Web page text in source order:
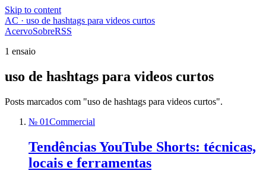
Skip to content
AC · uso de hashtags para videos curtos
AcervoSobreRSS
1 ensaio
uso de hashtags para videos curtos
Posts marcados com "uso de hashtags para videos curtos".
№ 01Commercial
Tendências YouTube Shorts: técnicas,
locais e ferramentas